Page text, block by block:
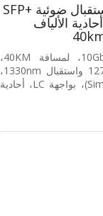
وحدة إرسال واستقبال ضوئية +SFP
‎SFP-10G2733‎ أحادية الألياف
+SFP بسرعة ‎10Gbps‎، لمسافة ‎40KM‎،
بطول إرسال ‎1270nm‎ واستقبال ‎1330nm‎،
بألياف أحادية ‎(Simplex)‎، بواجهة ‎LC‎، أحادية